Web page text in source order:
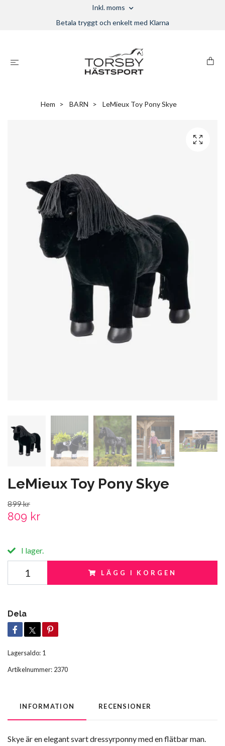
Inkl. moms
Betala tryggt och enkelt med Klarna
Hem BARN LeMieux Toy Pony Skye
LeMieux Toy Pony Skye
899 kr
809 kr
I lager.
LÄGG I KORGEN
Dela
Lagersaldo: 1
Artikelnummer: 2370
INFORMATION RECENSIONER
Skye är en elegant svart dressyrponny med en flätbar man.